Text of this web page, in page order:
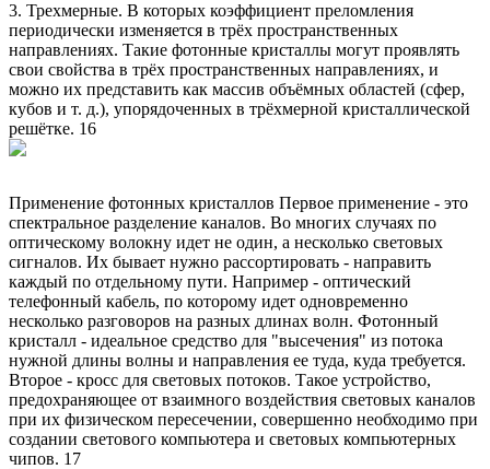
3. Трехмерные. В которых коэффициент преломления
периодически изменяется в трёх пространственных
направлениях. Такие фотонные кристаллы могут проявлять
свои свойства в трёх пространственных направлениях, и
можно их представить как массив объёмных областей (сфер,
кубов и т. д.), упорядоченных в трёхмерной кристаллической
решётке. 16
Применение фотонных кристаллов Первое применение - это
спектральное разделение каналов. Во многих случаях по
оптическому волокну идет не один, а несколько световых
сигналов. Их бывает нужно рассортировать - направить
каждый по отдельному пути. Например - оптический
телефонный кабель, по которому идет одновременно
несколько разговоров на разных длинах волн. Фотонный
кристалл - идеальное средство для "высечения" из потока
нужной длины волны и направления ее туда, куда требуется.
Второе - кросс для световых потоков. Такое устройство,
предохраняющее от взаимного воздействия световых каналов
при их физическом пересечении, совершенно необходимо при
создании светового компьютера и световых компьютерных
чипов. 17